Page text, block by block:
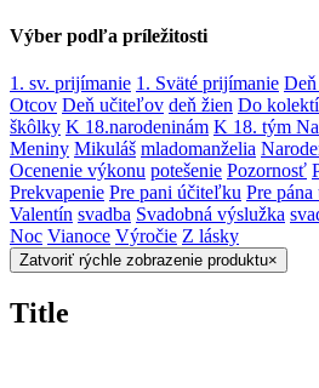
Výber podľa príležitosti
1. sv. prijímanie 1. Sväté prijímanie
Otcov Deň učiteľov deň žien Do
škôlky K 18.narodeninám K 18. tým
Meniny Mikuláš mladomanželia
Ocenenie výkonu potešenie Pozornosť
Prekvapenie Pre pani účiteľku Pre
Valentín svadba Svadobná výslužka
Noc Vianoce Výročie Z lásky
Zatvoriť rýchle zobrazenie produktu×
Title